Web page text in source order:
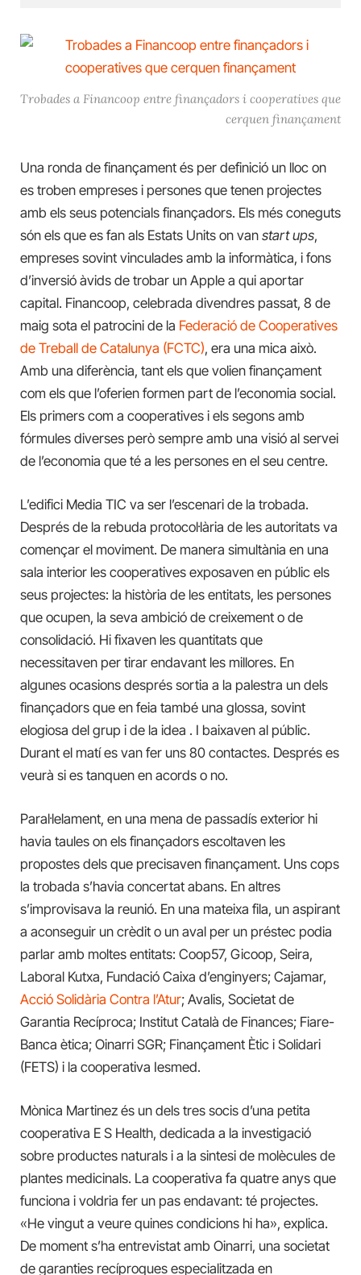
Trobades a Financoop entre finançadors i cooperatives que
cerquen finançament
Una ronda de finançament és per definició un lloc on
es troben empreses i persones que tenen projectes
amb els seus potencials finançadors. Els més coneguts
són els que es fan als Estats Units on van start ups,
empreses sovint vinculades amb la informàtica, i fons
d’inversió àvids de trobar un Apple a qui aportar
capital. Financoop, celebrada divendres passat, 8 de
maig sota el patrocini de la Federació de Cooperatives
de Treball de Catalunya (FCTC), era una mica això.
Amb una diferència, tant els que volien finançament
com els que l’oferien formen part de l’economia social.
Els primers com a cooperatives i els segons amb
fórmules diverses però sempre amb una visió al servei
de l’economia que té a les persones en el seu centre.
L’edifici Media TIC va ser l’escenari de la trobada.
Després de la rebuda protocol·lària de les autoritats va
començar el moviment. De manera simultània en una
sala interior les cooperatives exposaven en públic els
seus projectes: la història de les entitats, les persones
que ocupen, la seva ambició de creixement o de
consolidació. Hi fixaven les quantitats que
necessitaven per tirar endavant les millores. En
algunes ocasions després sortia a la palestra un dels
finançadors que en feia també una glossa, sovint
elogiosa del grup i de la idea . I baixaven al públic.
Durant el matí es van fer uns 80 contactes. Després es
veurà si es tanquen en acords o no.
Paral·lelament, en una mena de passadís exterior hi
havia taules on els finançadors escoltaven les
propostes dels que precisaven finançament. Uns cops
la trobada s’havia concertat abans. En altres
s’improvisava la reunió. En una mateixa fila, un aspirant
a aconseguir un crèdit o un aval per un préstec podia
parlar amb moltes entitats: Coop57, Gicoop, Seira,
Laboral Kutxa, Fundació Caixa d’enginyers; Cajamar,
Acció Solidària Contra l’Atur; Avalis, Societat de
Garantia Recíproca; Institut Català de Finances; Fiare-
Banca ètica; Oinarri SGR; Finançament Ètic i Solidari
(FETS) i la cooperativa Iesmed.
Mònica Martinez és un dels tres socis d’una petita
cooperativa E S Health, dedicada a la investigació
sobre productes naturals i a la sintesi de molècules de
plantes medicinals. La cooperativa fa quatre anys que
funciona i voldria fer un pas endavant: té projectes.
«He vingut a veure quines condicions hi ha», explica.
De moment s’ha entrevistat amb Oinarri, una societat
de garanties recíproques especialitzada en